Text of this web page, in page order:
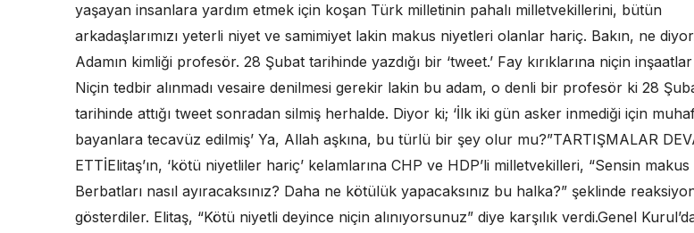
yaşayan insanlara yardım etmek için koşan Türk milletinin pahalı milletvekillerini, bütün
arkadaşlarımızı yeterli niyet ve samimiyet lakin makus niyetleri olanlar hariç. Bakın, ne
Adamın kimliği profesör. 28 Şubat tarihinde yazdığı bir ‘tweet.’ Fay kırıklarına niçin inşaatlar
Niçin tedbir alınmadı vesaire denilmesi gerekir lakin bu adam, o denli bir profesör ki 28
tarihinde attığı tweet sonradan silmiş herhalde. Diyor ki; ‘İlk iki gün asker inmediği için
bayanlara tecavüz edilmiş’ Ya, Allah aşkına, bu türlü bir şey olur mu?”TARTIŞMALAR
ETTİElitaş’ın, ‘kötü niyetliler hariç’ kelamlarına CHP ve HDP’li milletvekilleri, “Sensin makus
Berbatları nasıl ayıracaksınız? Daha ne kötülük yapacaksınız bu halka?” şeklinde
gösterdiler. Elitaş, “Kötü niyetli deyince niçin alınıyorsunuz” diye karşılık verdi.Genel